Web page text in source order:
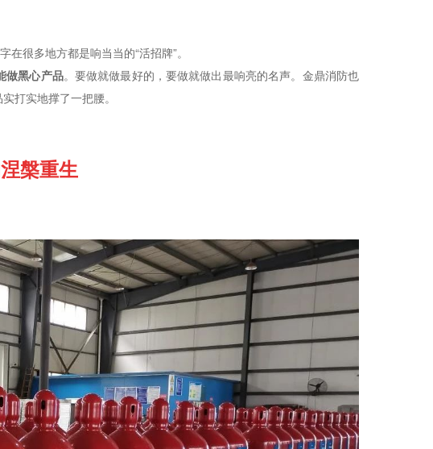
很多地方都是响当当的“活招牌”。
做黑心产品。要做就做最好的，要做就做出最响亮的名声。金鼎消防也
打实地撑了一把腰。
槃重生